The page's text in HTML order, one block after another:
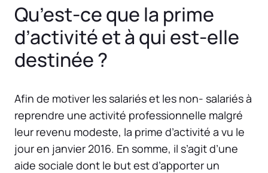
Qu’est-ce que la prime
d’activité et à qui est-elle
destinée ?
Afin de motiver les salariés et les non- salariés à
reprendre une activité professionnelle malgré
leur revenu modeste, la prime d’activité a vu le
jour en janvier 2016. En somme, il s’agit d’une
aide sociale dont le but est d’apporter un